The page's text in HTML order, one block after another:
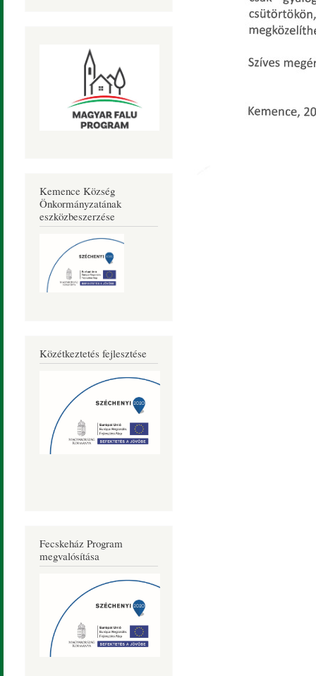
Kemence Község
Önkormányzatának
eszközbeszerzése
Közétkeztetés fejlesztése
Fecskeház Program
megvalósítása